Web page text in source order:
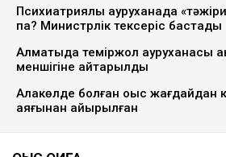
Психиатриялық ауруханада
па? Министрлік тексеріс бастады
Алматыда теміржол ауруханасы
меншігіне қайтарылды
Алакөлде болған оқыс жағдайдан
аяғынан айырылған